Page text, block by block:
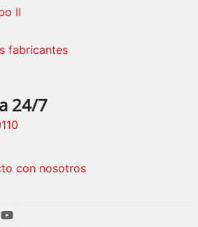
II
fabricantes
24/7
con nosotros
YouTube